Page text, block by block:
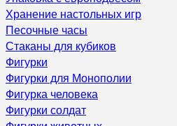
Хранение настольных игр
Песочные часы
Стаканы для кубиков
Фигурки
Фигурки для Монополии
Фигурка человека
Фигурки солдат